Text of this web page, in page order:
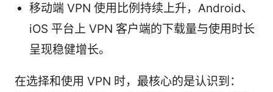
移动端 VPN 使用比例持续上升，Android、
iOS 平台上 VPN 客户端的下载量与使用时长
呈现稳健增长。
在选择和使用 VPN 时，最核心的是认识到：